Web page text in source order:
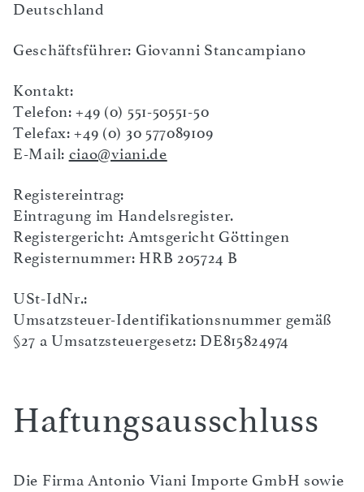
Deutschland
Geschäftsführer: Giovanni Stancampiano
Kontakt:
Telefon: +49 (0) 551-50551-50
Telefax: +49 (0) 30 577089109
E-Mail: ciao@viani.de
Registereintrag:
Eintragung im Handelsregister.
Registergericht: Amtsgericht Göttingen
Registernummer: HRB 205724 B
USt-IdNr.:
Umsatzsteuer-Identifikationsnummer gemäß
§27 a Umsatzsteuergesetz: DE815824974
Haftungsausschluss
Die Firma Antonio Viani Importe GmbH sowie